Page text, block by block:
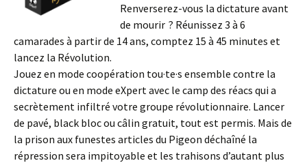
Renverserez-vous la dictature avant
de mourir ? Réunissez 3 à 6
camarades à partir de 14 ans, comptez 15 à 45 minutes et
lancez la Révolution.
Jouez en mode coopération tou·te·s ensemble contre la
dictature ou en mode eXpert avec le camp des réacs qui a
secrètement infiltré votre groupe révolutionnaire. Lancer
de pavé, black bloc ou câlin gratuit, tout est permis. Mais de
la prison aux funestes articles du Pigeon déchaîné la
répression sera impitoyable et les trahisons d’autant plus